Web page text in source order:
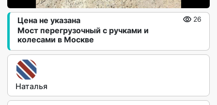
Мост перегрузочный с ручками и
колесами в Москве
Цена не указана 26
Наталья